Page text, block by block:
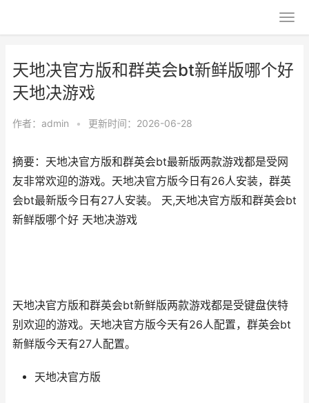
天地决官方版和群英会bt新鲜版哪个好
天地决游戏
作者： admin • 更新时间：2026-06-28
摘要：天地决官方版和群英会bt最新版两款游戏都是受网
友非常欢迎的游戏。天地决官方版今日有26人安装，群英
会bt最新版今日有27人安装。 天,天地决官方版和群英会bt
新鲜版哪个好 天地决游戏
天地决官方版和群英会bt新鲜版两款游戏都是受键盘侠特
别欢迎的游戏。天地决官方版今天有26人配置，群英会bt
新鲜版今天有27人配置。
天地决官方版